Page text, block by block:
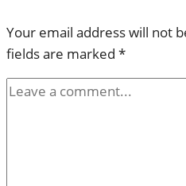
Your email address will not
fields are marked *